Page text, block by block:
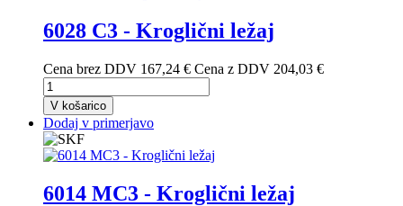
6028 C3 - Kroglični ležaj
Cena brez DDV 167,24 € Cena z DDV 204,03 €
V košarico
Dodaj v primerjavo
6014 MC3 - Kroglični ležaj